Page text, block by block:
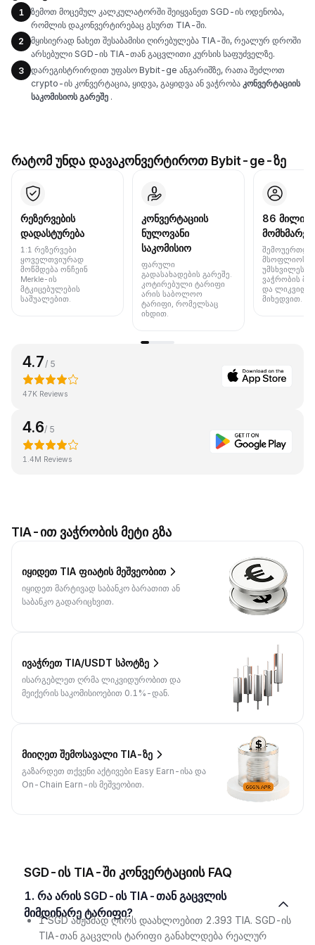
1
ზემოთ მოცემულ კალკულატორში შეიყვანეთ SGD-ის ოდენობა,
რომლის დაკონვერტირებაც გსურთ TIA-ში.
2
მყისიერად ნახეთ შესაბამისი ღირებულება TIA-ში, რეალურ დროში
არსებული SGD-ის TIA-თან გაცვლითი კურსის საფუძველზე.
3
დარეგისტრირდით უფასო Bybit-ge ანგარიშზე, რათა შეძლოთ
crypto-ის კონვერტაცია, ყიდვა, გაყიდვა ან ვაჭრობა კონვერტაციის
საკომისიოს გარეშე .
რატომ უნდა დავაკონვერტიროთ Bybit-ge-ზე
რეზერვების
დადასტურება
1:1 რეზერვები
ყოველთვიურად
მოწმდება ონჩეინ
Merkle-ის
მტკიცებულების
საშუალებით.
კონვერტაციის
ნულოვანი
საკომისიო
ფარული
გადასახადების გარეშე.
კოტირებული ტარიფი
არის საბოლოო
ტარიფი, რომელსაც
იხდით.
86
მსოფლიოს
უმსხვილეს
ვაჭრობის
და
მიხედვით.
4.7 / 5
47K Reviews
4.6/ 5
1.4M Reviews
TIA-ით ვაჭრობის მეტი გზა
იყიდეთ TIA ფიატის მეშვეობით
იყიდეთ მარტივად საბანკო ბარათით ან
საბანკო გადარიცხვით.
ივაჭრეთ TIA/USDT სპოტზე
ისარგებლეთ ღრმა ლიკვიდურობით და
მეიქერის საკომისიოებით 0.1%-დან.
მიიღეთ შემოსავალი TIA-ზე
გაზარდეთ თქვენი აქტივები Easy Earn-ისა და
On-Chain Earn-ის მეშვეობით.
SGD-ის TIA-ში კონვერტაციის FAQ
1. რა არის SGD-ის TIA-თან გაცვლის
მიმდინარე ტარიფი?
1 SGD ამჟამად ღირს დაახლოებით 2.393 TIA. SGD-ის
TIA-თან გაცვლის ტარიფი განახლდება რეალურ